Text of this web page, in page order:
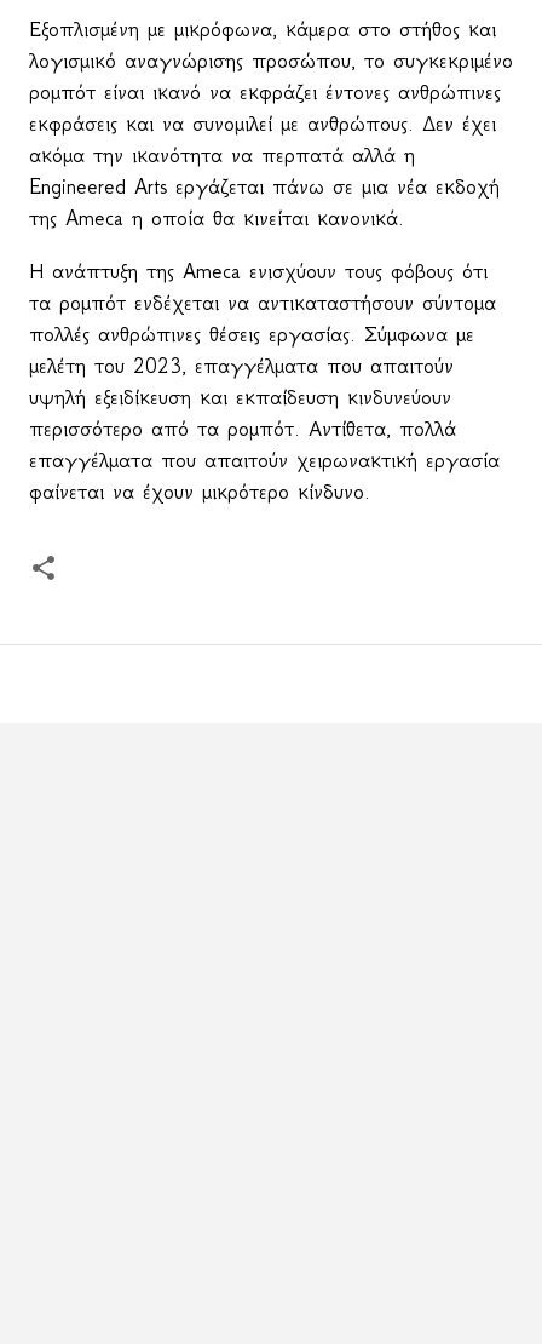
Εξοπλισμένη με μικρόφωνα, κάμερα στο στήθος και
λογισμικό αναγνώρισης προσώπου, το συγκεκριμένο
ρομπότ είναι ικανό να εκφράζει έντονες ανθρώπινες
εκφράσεις και να συνομιλεί με ανθρώπους. Δεν έχει
ακόμα την ικανότητα να περπατά αλλά η
Engineered Arts εργάζεται πάνω σε μια νέα εκδοχή
της Ameca η οποία θα κινείται κανονικά.
Η ανάπτυξη της Ameca ενισχύουν τους φόβους ότι
τα ρομπότ ενδέχεται να αντικαταστήσουν σύντομα
πολλές ανθρώπινες θέσεις εργασίας. Σύμφωνα με
μελέτη του 2023, επαγγέλματα που απαιτούν
υψηλή εξειδίκευση και εκπαίδευση κινδυνεύουν
περισσότερο από τα ρομπότ. Αντίθετα, πολλά
επαγγέλματα που απαιτούν χειρωνακτική εργασία
φαίνεται να έχουν μικρότερο κίνδυνο.